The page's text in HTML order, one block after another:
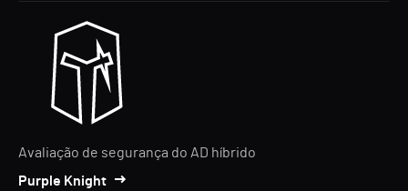
Avaliação de segurança do AD híbrido
Purple Knight